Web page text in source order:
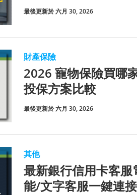
最後更新於 六月 30, 2026
財產保險
2026 寵物保險買哪
投保方案比較
最後更新於 六月 30, 2026
其他
最新銀行信用卡客
能/文字客服一鍵連接